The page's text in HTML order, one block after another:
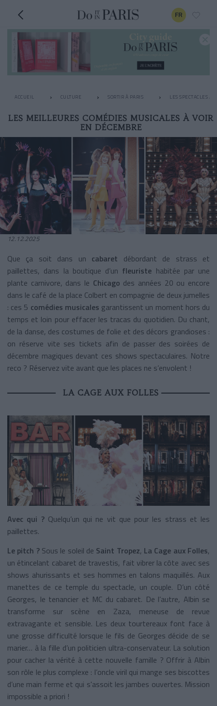
FR
ACCUEIL CULTURE SORTIR À PARIS LES SPECTACLES À
LES MEILLEURES COMÉDIES MUSICALES À VOIR
EN DÉCEMBRE
12.12.2025
Que ça soit dans un cabaret débordant de strass et
paillettes, dans la boutique d’un fleuriste habitée par une
plante carnivore, dans le Chicago des années 20 ou encore
dans le café de la place Colbert en compagnie de deux jumelles
: ces 5 comédies musicales garantissent un moment hors du
temps et loin pour effacer les tracas du quotidien. Du chant,
de la danse, des costumes de folie et des décors grandioses :
on réserve vite ses tickets afin de passer des soirées de
décembre magiques devant ces shows spectaculaires. Notre
reco ? Réservez vite avant que les places ne s’envolent !
LA CAGE AUX FOLLES
Avec qui ?Quelqu’un qui ne vit que pour les strass et les
paillettes.
Le pitch ?Sous le soleil de Saint Tropez, La Cage aux Folles,
un étincelant cabaret de travestis, fait vibrer la côte avec ses
shows ahurissants et ses hommes en talons maquillés. Aux
manettes de ce temple du spectacle, un couple. D’un côté
Georges, le tenancier et MC du cabaret. De l’autre, Albin se
transforme sur scène en Zaza, meneuse de revue
extravagante et sensible. Les deux tourtereaux font face à
une grosse difficulté lorsque le fils de Georges décide de se
marier… à la fille d’un politicien ultra-conservateur. La solution
pour cacher la vérité à cette nouvelle famille ? Offrir à Albin
son rôle le plus complexe : l’oncle viril qui mange ses biscottes
d’une main ferme et qui s'assoit les jambes ouvertes. Mission
impossible a priori !